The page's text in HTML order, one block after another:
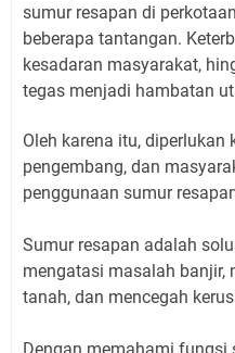
sumur resapan di
beberapa tantangan.
kesadaran masyarakat,
tegas menjadi hambatan
Oleh karena itu,
pengembang, dan
penggunaan sumur
Sumur resapan adalah
mengatasi masalah banjir,
tanah, dan mencegah
Dengan memahami fungsi